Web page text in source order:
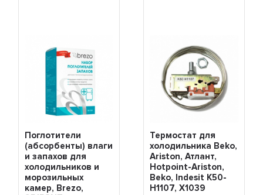
Поглотители
(абсорбенты) влаги
и запахов для
холодильников и
морозильных
камер, Brezo,
Термостат для
холодильника Beko,
Ariston, Атлант,
Hotpoint-Ariston,
Beko, Indesit K50-
H1107, Х1039